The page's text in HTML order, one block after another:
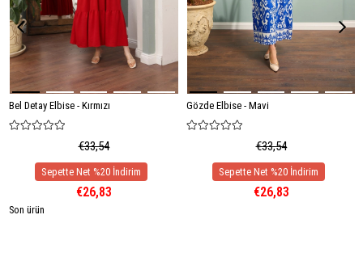
Bel Detay Elbise - Kırmızı
€33,54
€26,83
Son ürün
Gözde Elbise - Mavi
€33,54
€26,83